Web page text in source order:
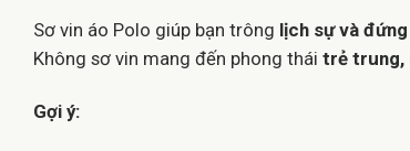
Sơ vin áo Polo giúp bạn trông lịch sự và
Không sơ vin mang đến phong thái trẻ trung,
Gợi ý: